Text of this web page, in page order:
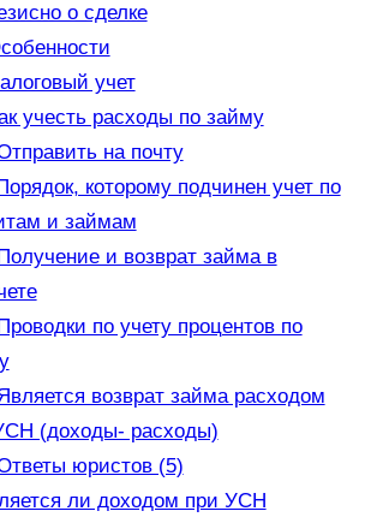
о сделке
учет
учесть расходы по займу
на почту
которому подчинен учет по
и займам
и возврат займа в
по учету процентов по
возврат займа расходом
(доходы- расходы)
юристов (5)
ли доходом при УСН